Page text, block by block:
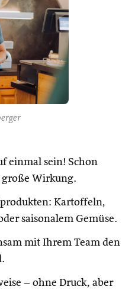
einmal sein! Schon
Wirkung.
Kartoffeln,
saisonalem Gemüse.
mit Ihrem Team den
– ohne Druck, aber